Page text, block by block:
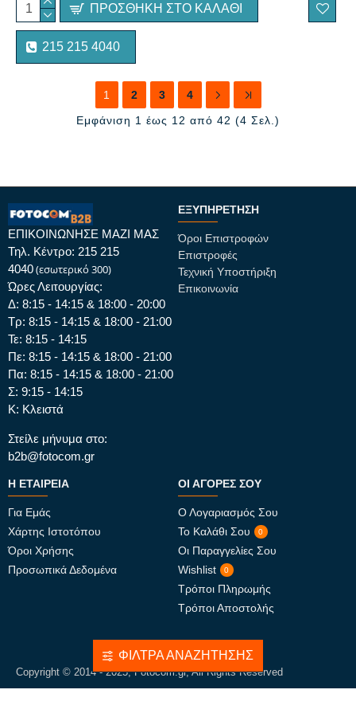
ΠΡΟΣΘΉΚΗ ΣΤΟ ΚΑΛΆΘΙ
215 215 4040
1 2 3
4
Εμφάνιση 1 έως 12 από 42 (4 Σελ.)
ΕΠΙΚΟΙΝΩΝΗΣΕ ΜΑΖΙ ΜΑΣ
Τηλ. Κέντρο: 215 215
4040(εσωτερικό 300)
Ώρες Λειτουργίας:
Δ: 8:15 - 14:15 & 18:00 - 20:00
Τρ: 8:15 - 14:15 & 18:00 - 21:00
Τε: 8:15 - 14:15
Πε: 8:15 - 14:15 & 18:00 - 21:00
Πα: 8:15 - 14:15 & 18:00 - 21:00
Σ: 9:15 - 14:15
Κ: Κλειστά
Στείλε μήνυμα στο:
b2b@fotocom.gr
ΕΞΥΠΗΡΈΤΗΣΗ
Όροι Επιστροφών
Επιστροφές
Τεχνική Υποστήριξη
Επικοινωνία
Η ΕΤΑΙΡΕΊΑ
Για Εμάς
Χάρτης Ιστοτόπου
Όροι Χρήσης
Προσωπικά Δεδομένα
ΟΙ ΑΓΟΡΈΣ ΣΟΥ
Ο Λογαριασμός Σου
Το Καλάθι Σου
0
Οι Παραγγελίες Σου
Wishlist
0
Τρόποι Πληρωμής
Τρόποι Αποστολής
Copyright © 2014 - 2025, Fotocom.gr, All Rights Reserved
ΦΊΛΤΡΑ ΑΝΑΖΉΤΗΣΗΣ